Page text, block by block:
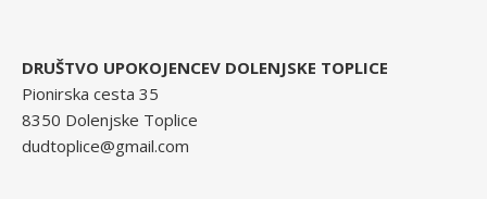
DRUŠTVO UPOKOJENCEV DOLENJSKE TOPLICE
Pionirska cesta 35
8350 Dolenjske Toplice
dudtoplice@gmail.com